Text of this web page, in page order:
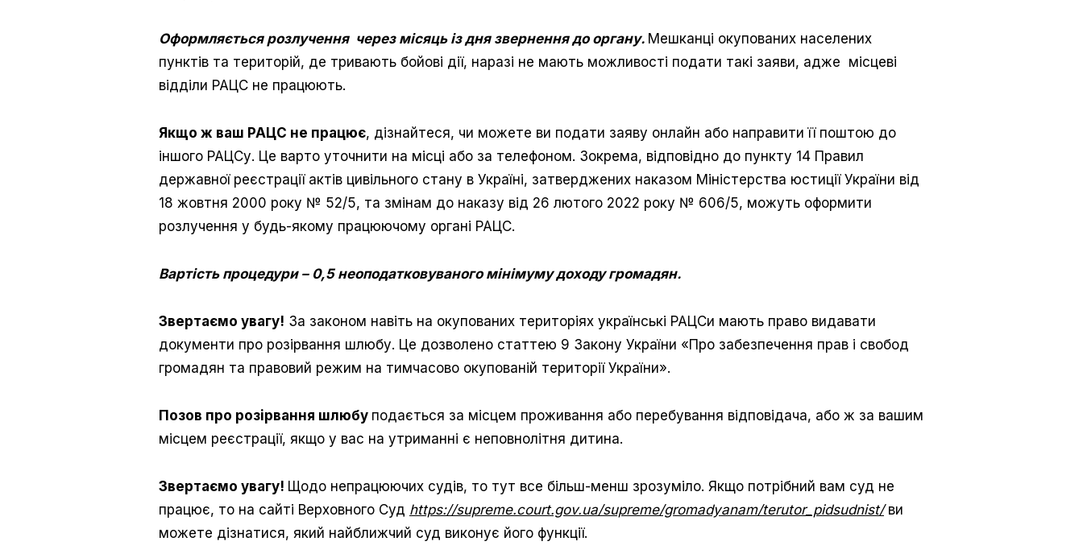
Оформляється розлучення через місяць із дня звернення до органу. Мешканці окупованих населених
пунктів та територій, де тривають бойові дії, наразі не мають можливості подати такі заяви, адже місцеві
відділи РАЦС не працюють.
Якщо ж ваш РАЦС не працює, дізнайтеся, чи можете ви подати заяву онлайн або направити її поштою до
іншого РАЦСу. Це варто уточнити на місці або за телефоном. Зокрема, відповідно до пункту 14 Правил
державної реєстрації актів цивільного стану в Україні, затверджених наказом Міністерства юстиції України від
18 жовтня 2000 року № 52/5, та змінам до наказу від 26 лютого 2022 року № 606/5, можуть оформити
розлучення у будь-якому працюючому органі РАЦС.
Вартість процедури – 0,5 неоподатковуваного мінімуму доходу громадян.
Звертаємо увагу! За законом навіть на окупованих територіях українські РАЦСи мають право видавати
документи про розірвання шлюбу. Це дозволено статтею 9 Закону України «Про забезпечення прав і свобод
громадян та правовий режим на тимчасово окупованій території України».
Позов про розірвання шлюбу подається за місцем проживання або перебування відповідача, або ж за вашим
місцем реєстрації, якщо у вас на утриманні є неповнолітня дитина.
Звертаємо увагу! Щодо непрацюючих судів, то тут все більш-менш зрозуміло. Якщо потрібний вам суд не
працює, то на сайті Верховного Суд https://supreme.court.gov.ua/supreme/gromadyanam/terutor_pidsudnist/ви
можете дізнатися, який найближчий суд виконує його функції.